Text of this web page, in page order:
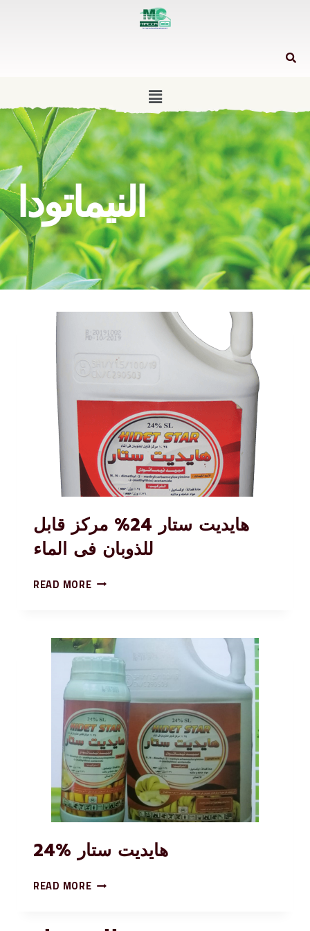
النيماتودا
هايديت ستار 24% مركز قابل
للذوبان فى الماء
READ MORE
هايديت ستار %24
READ MORE